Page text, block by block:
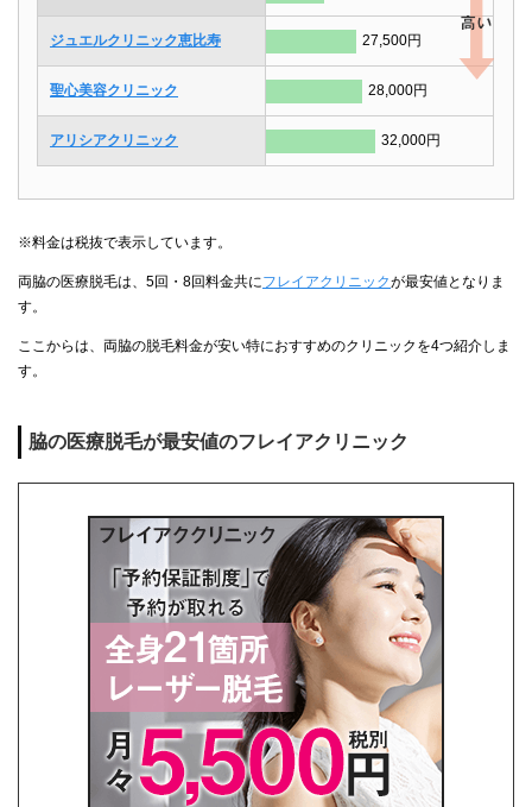
ジュエルクリニック恵比寿 27,500円
聖心美容クリニック 28,000円
アリシアクリニック 32,000円
※料金は税抜で表示しています。
両脇の医療脱毛は、5回・8回料金共にフレイアクリニックが最安値となりま
す。
ここからは、両脇の脱毛料金が安い特におすすめのクリニックを4つ紹介しま
す。
脇の医療脱毛が最安値のフレイアクリニック